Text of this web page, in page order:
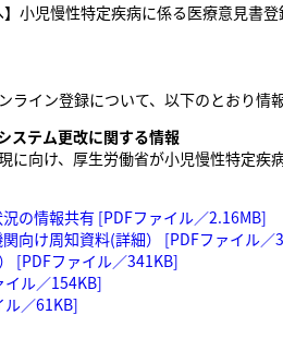
】小児慢性特定疾病に係る医療意見書
ライン登録について、以下のとおり情
ステム更改に関する情報
に向け、厚生労働省が小児慢性特定
の情報共有 [PDFファイル／2.16MB]
向け周知資料(詳細） [PDFファイル／
[PDFファイル／341KB]
イル／154KB]
ル／61KB]